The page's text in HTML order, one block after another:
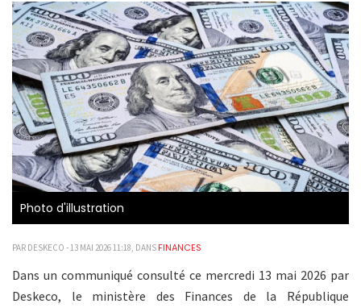
Photo d'illustration
PAR DESKECO - 13 MAI 2026 11:18, DANS FINANCES
Dans un communiqué consulté ce mercredi 13 mai 2026 par
Deskeco, le ministère des Finances de la République